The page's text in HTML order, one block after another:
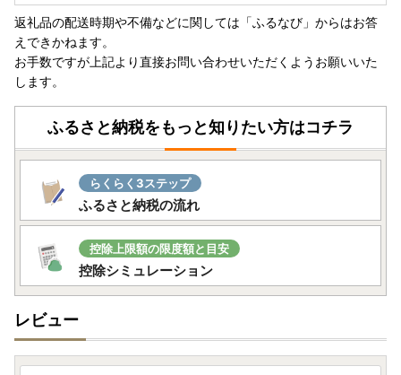
お盆期間中の対応について
寄附のお申込みについては、お盆期間中も受付を行っており
ます。
くカレンダー通りの対応となります。
なお、休業期間中はお問い合わせおよびメールのご返信を休
止させていただきます。
※配送期間は、前後する場合がございますことを予めご了承
ください。
※一部の返礼品につきましては、お盆期間中も発送を行って
おりますので予めご了承ください。
この度は、茨城県境町ふるさと納税ページへお越しいただ
以下の事項をご確認のうえ、お申込みくださいますようお願
返礼品の配送時期や不備などに関しては「ふるなび」からはお答
えできかねます。
お手数ですが上記より直接お問い合わせいただくようお願いいた
します。
ふるさと納税をもっと知りたい方はコチラ
らくらく3ステップ
ふるさと納税の流れ
控除上限額の限度額と目安
控除シミュレーション
レビュー